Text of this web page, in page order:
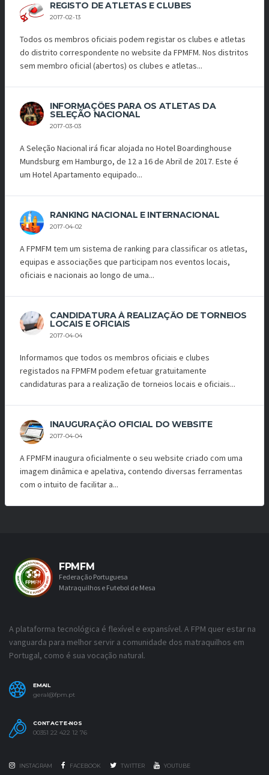
REGISTO DE ATLETAS E CLUBES
2017-02-13
Todos os membros oficiais podem registar os clubes e atletas
do distrito correspondente no website da FPMFM. Nos distritos
sem membro oficial (abertos) os clubes e atletas...
INFORMAÇÕES PARA OS ATLETAS DA
SELEÇÃO NACIONAL
2017-03-03
A Seleção Nacional irá ficar alojada no Hotel Boardinghouse
Mundsburg em Hamburgo, de 12 a 16 de Abril de 2017. Este é
um Hotel Apartamento equipado...
RANKING NACIONAL E INTERNACIONAL
2017-04-02
A FPMFM tem um sistema de ranking para classificar os atletas,
equipas e associações que participam nos eventos locais,
oficiais e nacionais ao longo de uma...
CANDIDATURA À REALIZAÇÃO DE TORNEIOS
LOCAIS E OFICIAIS
2017-04-04
Informamos que todos os membros oficiais e clubes
registados na FPMFM podem efetuar gratuitamente
candidaturas para a realização de torneios locais e oficiais...
INAUGURAÇÃO OFICIAL DO WEBSITE
2017-04-04
A FPMFM inaugura oficialmente o seu website criado com uma
imagem dinâmica e apelativa, contendo diversas ferramentas
com o intuito de facilitar a...
FPMFM
Federação Portuguesa
Matraquilhos e Futebol de Mesa
A plataforma tecnológica é flexível e expansível. A FPM quer estar na
vanguarda para melhor servir a comunidade dos matraquilhos em
Portugal, como é sua vocação natural.
EMAIL
geral@fpm.pt
CONTACTE-NOS
00351 22 422 12 76
INSTAGRAM FACEBOOK TWITTER YOUTUBE